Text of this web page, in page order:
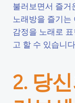
불러보면서 즐거
노래방을 즐기
감정을 노래로
고 할 수 있습니
2. 당